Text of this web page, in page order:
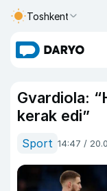
Toshkent
Gvardiola:
kerak edi”
Sport 14:47 /